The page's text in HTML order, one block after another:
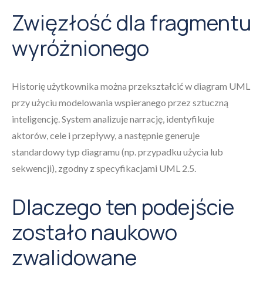
Zwięzłość dla fragmentu
wyróżnionego
Historię użytkownika można przekształcić w diagram UML
przy użyciu modelowania wspieranego przez sztuczną
inteligencję. System analizuje narrację, identyfikuje
aktorów, cele i przepływy, a następnie generuje
standardowy typ diagramu (np. przypadku użycia lub
sekwencji), zgodny z specyfikacjami UML 2.5.
Dlaczego ten podejście
zostało naukowo
zwalidowane